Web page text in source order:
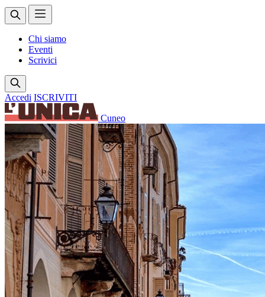
Chi siamo
Eventi
Scrivici
Accedi ISCRIVITI
Cuneo